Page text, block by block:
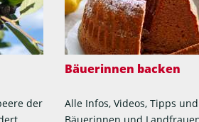
der
Bäuerinnen backen
Alle Infos, Videos, Tipps